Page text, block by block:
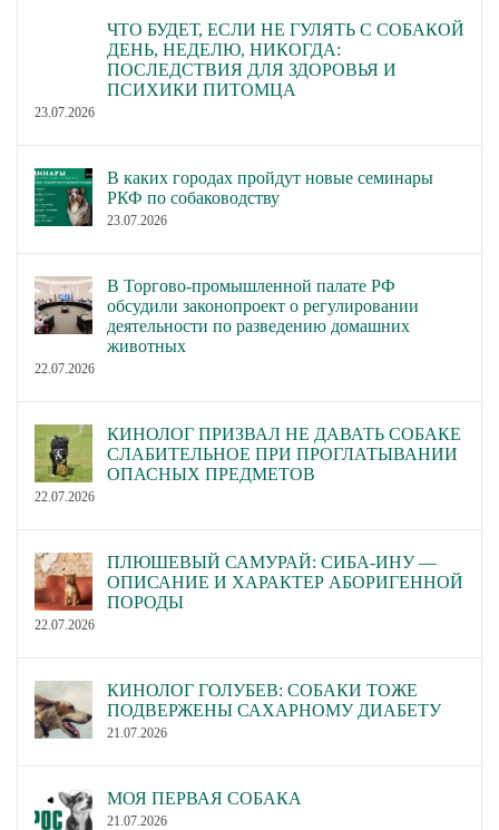
ЧТО БУДЕТ, ЕСЛИ НЕ ГУЛЯТЬ С СОБАКОЙ
ДЕНЬ, НЕДЕЛЮ, НИКОГДА:
ПОСЛЕДСТВИЯ ДЛЯ ЗДОРОВЬЯ И
ПСИХИКИ ПИТОМЦА
23.07.2026
В каких городах пройдут новые семинары
РКФ по собаководству
23.07.2026
В Торгово-промышленной палате РФ
обсудили законопроект о регулировании
деятельности по разведению домашних
животных
22.07.2026
КИНОЛОГ ПРИЗВАЛ НЕ ДАВАТЬ СОБАКЕ
СЛАБИТЕЛЬНОЕ ПРИ ПРОГЛАТЫВАНИИ
ОПАСНЫХ ПРЕДМЕТОВ
22.07.2026
ПЛЮШЕВЫЙ САМУРАЙ: СИБА-ИНУ —
ОПИСАНИЕ И ХАРАКТЕР АБОРИГЕННОЙ
ПОРОДЫ
22.07.2026
КИНОЛОГ ГОЛУБЕВ: СОБАКИ ТОЖЕ
ПОДВЕРЖЕНЫ САХАРНОМУ ДИАБЕТУ
21.07.2026
МОЯ ПЕРВАЯ СОБАКА
21.07.2026